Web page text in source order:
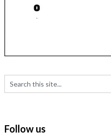
Follow us